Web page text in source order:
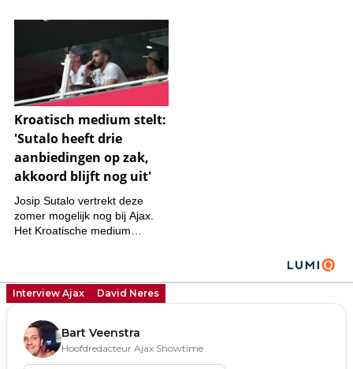
Interview Ajax David Neres
Bart Veenstra
Hoofdredacteur Ajax Showtime